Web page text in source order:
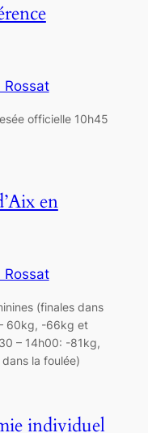
Rossat
officielle 10h45
en
Rossat
(finales dans
60kg, -66kg et
– 14h00: -81kg,
la foulée)
individuel